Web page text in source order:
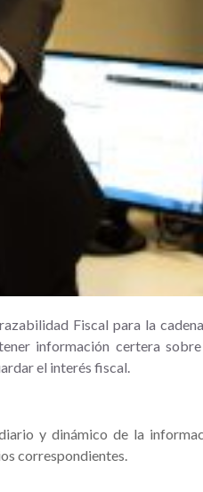
Fiscal para la
información certera
el interés fiscal.
y dinámico de la
correspondientes.